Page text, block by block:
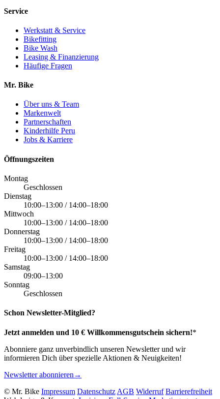
Service
Werkstatt & Service
Bikefitting
Bike Wash
Leasing & Finanzierung
Häufige Fragen
Mr. Bike
Über uns & Team
Markenwelt
Partnerschaften
Kinderhilfe Peru
Jobs & Karriere
Öffnungszeiten
Montag
Geschlossen
Dienstag
10:00–13:00 / 14:00–18:00
Mittwoch
10:00–13:00 / 14:00–18:00
Donnerstag
10:00–13:00 / 14:00–18:00
Freitag
10:00–13:00 / 14:00–18:00
Samstag
09:00–13:00
Sonntag
Geschlossen
Schon Newsletter-Mitglied?
Jetzt anmelden und 10 € Willkommensgutschein sichern!*
Abonniere ganz unverbindlich unseren Newsletter und wir
informieren Dich über spezielle Aktionen & Neuigkeiten!
Newsletter abonnieren →
© Mr. Bike Impressum Datenschutz AGB Widerruf Barrierefreiheit